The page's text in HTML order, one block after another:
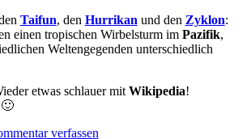
Taifun, den Hurrikan und den Zyklon:
einen tropischen Wirbelsturm im Pazifik,
Weltengegenden unterschiedlich
etwas schlauer mit Wikipedia!
verfassen